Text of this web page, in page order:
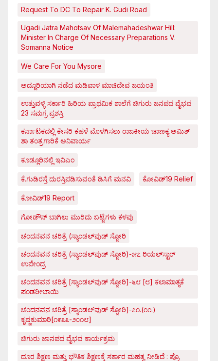
Request To DC To Repair K. Gudi Road
Ugadi Jatra Mahotsav Of Malemahadeshwar Hill:
Minister In Charge Of Necessary Preparations V.
Somanna Notice
We Care For You Mysore
ಅದ್ದೂರಿಯಾಗಿ ನಡೆದ ಮಡಿವಾಳ ಮಾಚಿದೇವ ಜಯಂತಿ
ಉತ್ತುವಳ್ಳಿ ಸರ್ಕಾರಿ ಹಿರಿಯ ಪ್ರಾಥಮಿಕ ಶಾಲೆಗೆ ಚಿಗುರು ಜನಪದ ವೈಭವ
23 ಸಮಗ್ರ ಪ್ರಶಸ್ತಿ
ಕರ್ನಾಟಕದಲ್ಲಿ ಕೇಸರಿ ಕಹಳೆ ಮೊಳಗಿಸಲು ರಾಜಕೀಯ ಚಾಣಕ್ಯ ಅಮಿತ್
ಶಾ ತಂತ್ರಗಾರಿಕೆ ಅನಿವಾರ್ಯ
ಕೂಡ್ಲೂರಿನಲ್ಲಿ ಇವಿಎಂ
ಕೆ.ಗುಡಿರಸ್ತೆ ದುರಸ್ತಿಪಡಿಸುವಂತೆ ಡಿಸಿಗೆ ಮನವಿ ಕೋವಿಡ್‌19 Relief
ಕೋವಿಡ್‌19 Report
ಗೋಡೌನ್ ಬಾಗಿಲು ಮುರಿದು ಬಟ್ಟೆಗಳು ಕಳವು
ಚಂದನವನ ಚರಿತ್ರೆ (ಸ್ಯಾಂಡಲ್‌ವುಡ್ ಸ್ಟೋರಿ
ಚಂದನವನ ಚರಿತ್ರೆ (ಸ್ಯಾಂಡಲ್‌ವುಡ್ ಸ್ಟೋರಿ)-೫೭ ರಿಯಲ್‌ಸ್ಟಾರ್
ಉಪೇಂದ್ರ
ಚಂದನವನ ಚರಿತ್ರೆ [ಸ್ಯಾಂಡಲ್‌ವುಡ್ ಸ್ಟೋರಿ]-೬೮ [೮] ಕಲಾಮಾತೃಕೆ
ಪಂಡರೀಬಾಯಿ
ಚಂದನವನ ಚರಿತ್ರೆ [ಸ್ಯಾಂಡಲ್‌ವುಡ್ ಸ್ಟೋರಿ]-೭೧.(೧೧.)
ಕೃಷ್ಣಕುಮಾರಿ[೧೯೩೩-೨೦೧೮]
ಚಿಗುರು ಜಾನಪದ ವೈಭವ ಕಾರ್ಯಕ್ರಮ
ದೂರ ಶಿಕ್ಷಣ ಮತ್ತು ಭೌತಿಕ ಶಿಕ್ಷಣಕ್ಕೆ ಸರ್ಕಾರ ಮಹತ್ವ ನೀಡಿದೆ : ಪ್ರೊ.